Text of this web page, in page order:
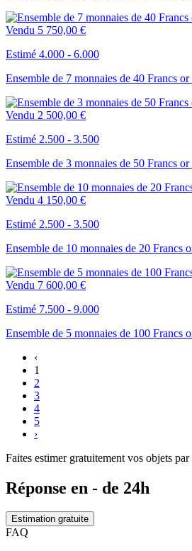
Vendu 5 750,00 €
Estimé 4.000 - 6.000
Ensemble de 7 monnaies de 40 Francs
Vendu 2 500,00 €
Estimé 2.500 - 3.500
Ensemble de 3 monnaies de 50 Francs
Vendu 4 150,00 €
Estimé 2.500 - 3.500
Ensemble de 10 monnaies de 20 Francs
Vendu 7 600,00 €
Estimé 7.500 - 9.000
Ensemble de 5 monnaies de 100 Francs
‹
1
2
3
4
5
›
Faites estimer gratuitement vos objets par
Réponse en - de 24h
Estimation gratuite
FAQ